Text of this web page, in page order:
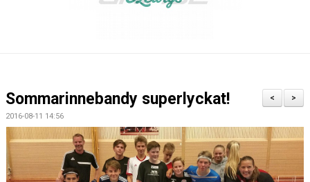
ERSBODA SK STYRELSE
DOKUMENT
LEDARINFORMATION
>
<
Sommarinnebandy superlyckat!
2016-08-11 14:56